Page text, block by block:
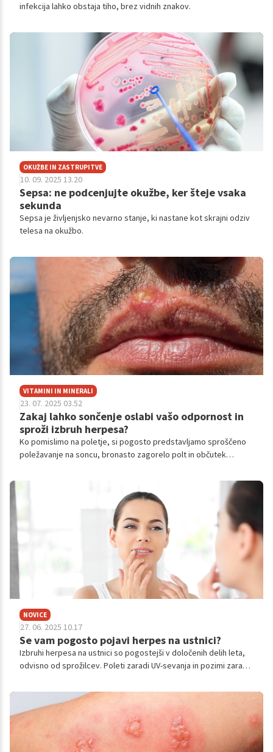
infekcija lahko obstaja tiho, brez vidnih znakov.
OKUŽBE IN ZASTRUPITVE
10. 09. 2025 13.20
Sepsa: ne podcenjujte okužbe, ker šteje vsaka
sekunda
Sepsa je življenjsko nevarno stanje, ki nastane kot skrajni odziv
telesa na okužbo.
VITAMINI IN MINERALI
23. 07. 2025 03.52
Zakaj lahko sončenje oslabi vašo odpornost in
sproži izbruh herpesa?
Ko pomislimo na poletje, si pogosto predstavljamo sproščeno
poležavanje na soncu, bronasto zagorelo polt in občutek
NOVICE
27. 06. 2025 10.17
Se vam pogosto pojavi herpes na ustnici?
Izbruhi herpesa na ustnici so pogostejši v določenih delih leta,
odvisno od sprožilcev. Poleti zaradi UV-sevanja in pozimi zaradi
tudi stres, zato ni naključje, da se običajno pojavi prav v
trenutku, ko smo v pričakovanju pomembnega dogodka.